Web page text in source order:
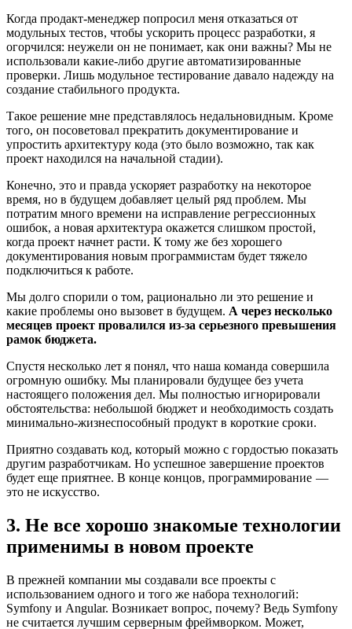
Когда продакт-менеджер попросил меня отказаться от
модульных тестов, чтобы ускорить процесс разработки, я
огорчился: неужели он не понимает, как они важны? Мы не
использовали какие-либо другие автоматизированные
проверки. Лишь модульное тестирование давало надежду на
создание стабильного продукта.
Такое решение мне представлялось недальновидным. Кроме
того, он посоветовал прекратить документирование и
упростить архитектуру кода (это было возможно, так как
проект находился на начальной стадии).
Конечно, это и правда ускоряет разработку на некоторое
время, но в будущем добавляет целый ряд проблем. Мы
потратим много времени на исправление регрессионных
ошибок, а новая архитектура окажется слишком простой,
когда проект начнет расти. К тому же без хорошего
документирования новым программистам будет тяжело
подключиться к работе.
Мы долго спорили о том, рационально ли это решение и
какие проблемы оно вызовет в будущем. А через несколько
месяцев проект провалился из-за серьезного превышения
рамок бюджета.
Спустя несколько лет я понял, что наша команда совершила
огромную ошибку. Мы планировали будущее без учета
настоящего положения дел. Мы полностью игнорировали
обстоятельства: небольшой бюджет и необходимость создать
минимально-жизнеспособный продукт в короткие сроки.
Приятно создавать код, который можно с гордостью показать
другим разработчикам. Но успешное завершение проектов
будет еще приятнее. В конце концов, программирование —
это не искусство.
3. Не все хорошо знакомые технологии
применимы в новом проекте
В прежней компании мы создавали все проекты с
использованием одного и того же набора технологий:
Symfony и Angular. Возникает вопрос, почему? Ведь Symfony
не считается лучшим серверным фреймворком. Может,